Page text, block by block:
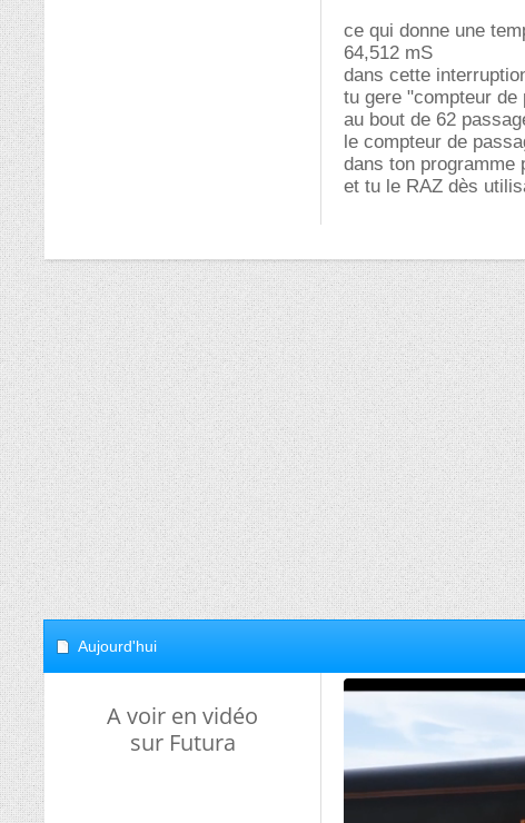
ce qui donne une
64,512 mS
dans cette
tu gere "compteur de
au bout de 62
le compteur de
dans ton
et tu le RAZ dès
Aujourd'hui
A voir en vidéo
sur Futura